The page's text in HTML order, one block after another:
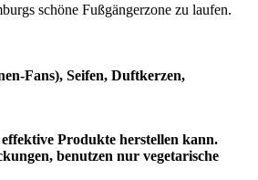
schöne Fußgängerzone zu laufen.
Fans), Seifen, Duftkerzen,
Produkte herstellen kann.
benutzen nur vegetarische